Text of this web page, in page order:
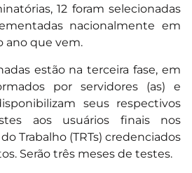
12 foram selecionadas
nacionalmente em
ano que vem.
estão na terceira fase, em
por servidores (as) e
seus respectivos
aos usuários finais nos
Trabalho (TRTs) credenciados
Serão três meses de testes.